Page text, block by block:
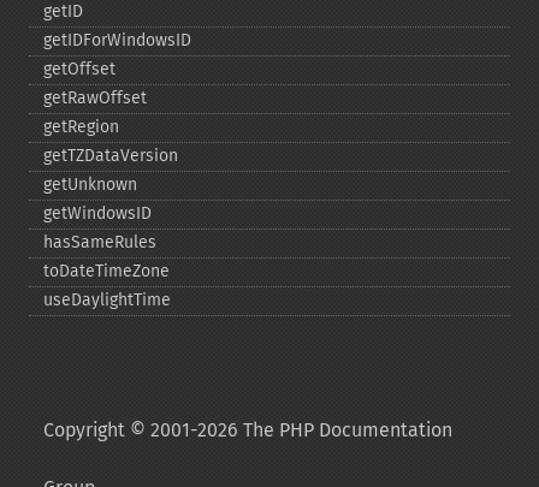
getID
getIDForWindowsID
getOffset
getRawOffset
getRegion
getTZDataVersion
getUnknown
getWindowsID
hasSameRules
toDateTimeZone
useDaylightTime
Copyright © 2001-2026 The PHP Documentation